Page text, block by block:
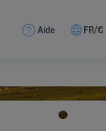
Aide FR/€